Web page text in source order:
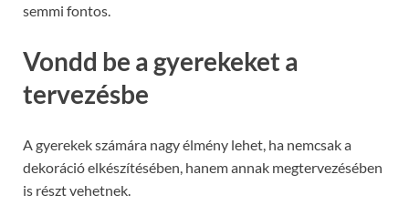
semmi fontos.
Vondd be a gyerekeket a
tervezésbe
A gyerekek számára nagy élmény lehet, ha nemcsak a
dekoráció elkészítésében, hanem annak megtervezésében
is részt vehetnek.